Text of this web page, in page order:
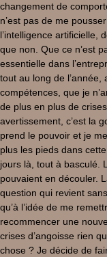
changement de
n’est pas de me
l’intelligence artificielle,
que non. Que ce n’est
essentielle dans
tout au long de l’année,
compétences, que je
de plus en plus de
avertissement, c’est la
prend le pouvoir et je
plus les pieds dans
jours là, tout à basculé.
pouvaient en découler.
question qui revient
qu’à l’idée de me
recommencer une
crises d’angoisse rien
chose ? Je décide de